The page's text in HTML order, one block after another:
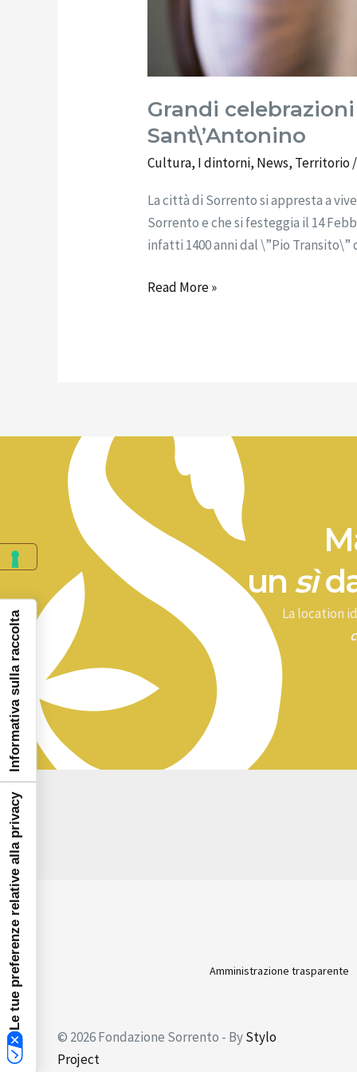
Grandi
Sant\’Antonino
Cultura, I dintorni, News, Territorio
La città di Sorrento si appresta a
Sorrento e che si festeggia il 14
infatti 1400 anni dal \”Pio Transito\”
Read More »
un sì
La location
Amministrazione trasparente
© 2026 Fondazione Sorrento - ByStylo
Project
Le tue preferenze relative alla privacy
Informativa sulla raccolta